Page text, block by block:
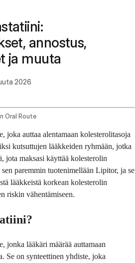
annostus,
ja muuta
2026
Oral Route
joka auttaa alentamaan kolesterolitasoja
kutsuttujen lääkkeiden ryhmään, jotka
jota maksasi käyttää kolesterolin
paremmin tuotenimellään Lipitor, ja se
lääkkeistä korkean kolesterolin
riskin vähentämiseen.
jonka lääkäri määrää auttamaan
Se on synteettinen yhdiste, joka